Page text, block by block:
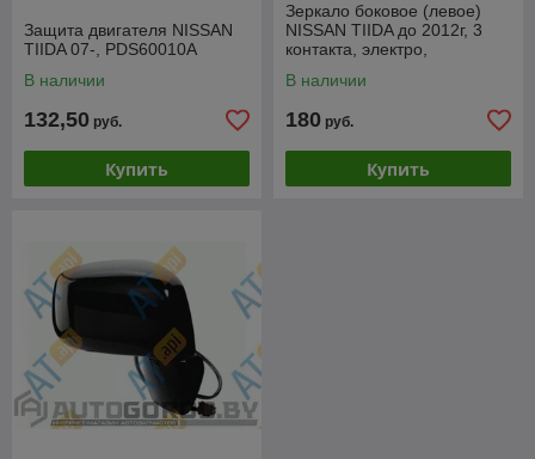
Защита двигателя NISSAN
TIIDA 07-, PDS60010A
В наличии
132,50 руб.
Купить
Зеркало боковое (левое)
NISSAN TIIDA до 2012г, 3
контакта, электро,
В наличии
180 руб.
Купить